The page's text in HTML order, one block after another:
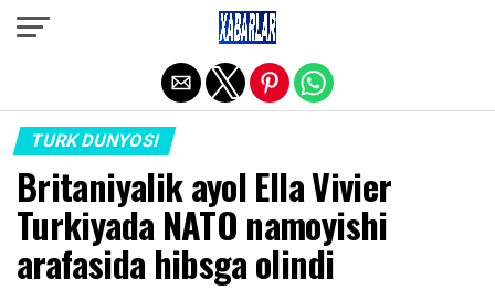
TURK DUNYOSI
Britaniyalik ayol Ella Vivier
Turkiyada NATO namoyishi
arafasida hibsga olindi
Exit mobile version